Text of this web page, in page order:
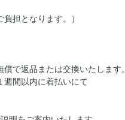
担となります。）
で返品または交換いたします。
間以内に着払いにて